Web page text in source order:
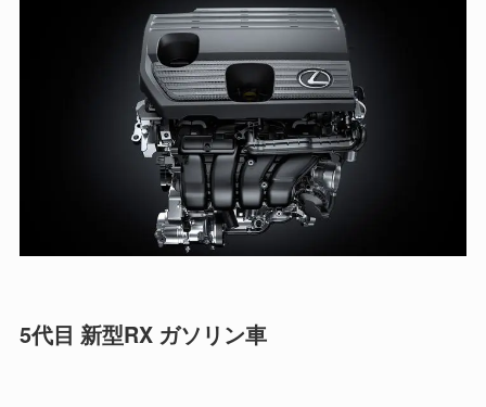
5代目 新型RX ガソリン車